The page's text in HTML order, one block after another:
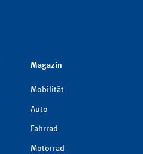
Magazin
Mobilität
Auto
Fahrrad
Motorrad